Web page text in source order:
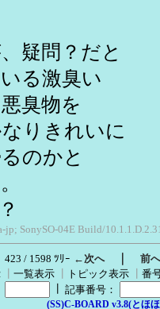
疑問？だと
る激臭い
臭物を
りきれいに
のかと
SonySO-04E Build/
423 / 1598 ﾂﾘｰ ←次へ｜ 前
一覧表示 トピック表示
番
記事番号：
(SS)C-BOARD v3.8(とほ